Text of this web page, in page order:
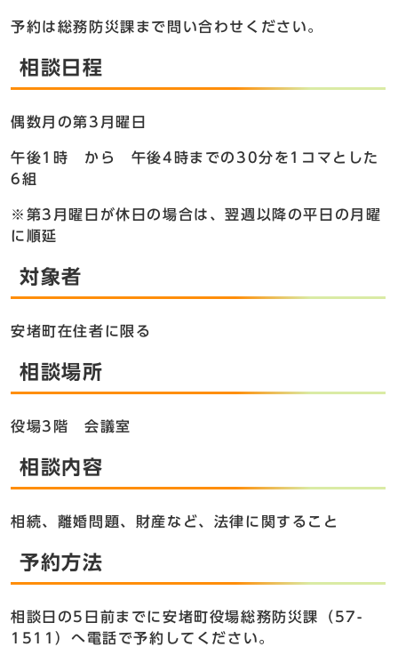
予約は総務防災課まで問い合わせください。
相談日程
偶数月の第3月曜日
午後1時 から 午後4時までの30分を1コマとした
6組
※第3月曜日が休日の場合は、翌週以降の平日の月曜
に順延
対象者
安堵町在住者に限る
相談場所
役場3階 会議室
相談内容
相続、離婚問題、財産など、法律に関すること
予約方法
相談日の5日前までに安堵町役場総務防災課（57-
1511）へ電話で予約してください。